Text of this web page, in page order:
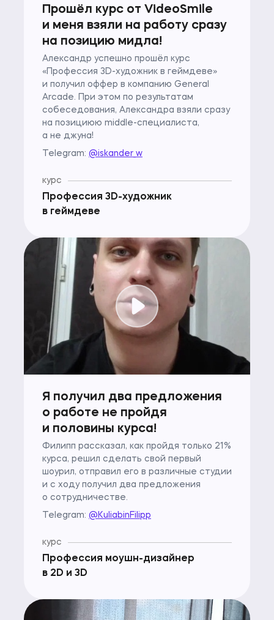
Прошёл курс от VideoSmile
и меня взяли на работу сразу
на позицию мидла!
Александр успешно прошёл курс
«Профессия 3D-художник в геймдеве»
и получил оффер в компанию General
Arcade. При этом по результатам
собеседования, Александра взяли сразу
на позициюю middle-специалиста,
а не джуна!
Telegram: @iskander_w
курс
Профессия 3D-художник
в геймдеве
Я получил два предложения
о работе не пройдя
и половины курса!
Филипп рассказал, как пройдя только 21%
курса, решил сделать свой первый
шоурил, отправил его в различные студии
и с ходу получил два предложения
о сотрудничестве.
Telegram: @KuliabinFilipp
курс
Профессия моушн-дизайнер
в 2D и 3D